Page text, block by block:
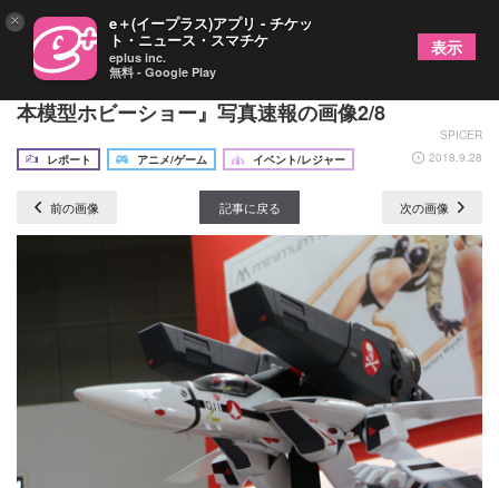
29日から一般公開！子どももマニアも嬉しい『全日
本模型ホビーショー』写真速報の画像2/8
SPICER
レポート
アニメ/ゲーム イベント/レジャー 2018.9.28
前の画像 記事に戻る 次の画像
× e＋(イープラス)アプリ - チケッ
ト・ニュース・スマチケ
eplus inc.
無料 - Google Play
表示